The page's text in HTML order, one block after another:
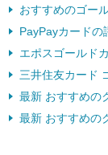
おすすめのゴー
PayPayカードの
エポスゴールド
三井住友カード
最新 おすすめの
最新 おすすめの